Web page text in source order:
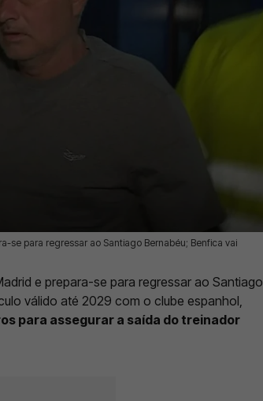
se para regressar ao Santiago Bernabéu; Benfica vai
e prepara-se para regressar ao Santiago
válido até 2029 com o clube espanhol,
para assegurar a saída do treinador